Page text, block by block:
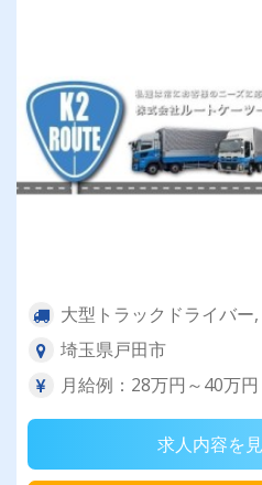
大型トラックドライバー
埼玉県戸田市
月給例：28万円～40万
求人内容を